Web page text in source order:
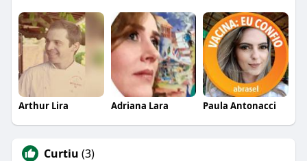
Arthur Lira Adriana Lara Paula Antonacci
Curtiu (3)